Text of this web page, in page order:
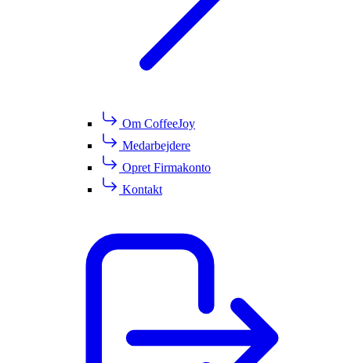
Om CoffeeJoy
Medarbejdere
Opret Firmakonto
Kontakt